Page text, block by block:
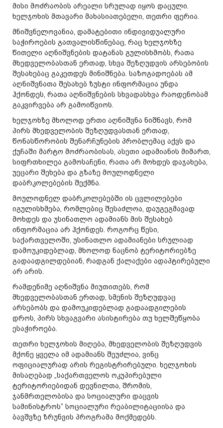
მისი მოძრაობის არეალი სრულად იყოს დაცული.
ხელჯოხის მთავარი მახასიათებელი, თეთრი ფერია.
მნიშვნელოვანია, დამატებითი ინდივიდუალური
საჭიროების გათვალისწინებაც, რაც ხელჯოხზე
წითელი აღნიშვნების დატანას გულისხმობს, რათა
მხედველობასთან ერთად, სხვა შეზღუდვის არსებობის
შესახებაც გაკეთდეს მინიშნება. საზოგადოებას ამ
აღნიშვნათა შესახებ ზუსტი ინფორმაცია უნდა
ჰქონდეს, რათა აღნიშვნების სხვადასხვა რაოდენობამ
გაკვირვება არ გამოიწვიოს.
ხელჯოხზე მხოლოდ ერთი აღნიშვნა ნიშნავს, რომ
პირს მხედველობის შეზღუდვასთან ერთად,
წონასწორობის შენარჩუნების პრობლემაც აქვს და
ქუჩაში მარტო მოძრაობისას, ასეთი ადამიანის მიმართ,
სიფრთხილეა გამოსაჩენი, რათა არ მოხდეს დაჯახება,
უეცარი შეხება და გზაზე მოულოდნელი
დაბრკოლებების შექმნა.
მოულოდნელ დაბრკოლებებში ის ცვლილებები
იგულისხმება, რომლებიც შესაძლოა, დაუგეგმავად
მოხდეს და უსინათლო ადამიანს მის შესახებ
ინფორმაცია არ ჰქონდეს. როგორც წესი,
საქართველოში, უსინათლო ადამიანები სრულიად
დამოუკიდებლად, მხოლოდ ნაცნობ ტერიტორიებზე
გადაადგილდებიან, რადგან ქალაქები ადაპტირებული
არ არის.
რამდენიმე აღნიშვნა მიუთითებს, რომ
მხედველობასთან ერთად, სმენის შეზღუდვაც
არსებობს და დამოუკიდებლად გადაადგილების
დროს, პირს სხვაგვარი ასისტირება თუ ხელშეწყობა
ესაჭიროება.
თეთრი ხელჯოხის მიღება, მხედველობის შეზღუდვის
მქონე ყველა იმ ადამიანს შეუძლია, ვინც
ოფიციალურად არის რეგისტრირებული. ხელჯოხის
მისაღებად „საქართველოს ოკუპირებული
ტერიტორიებიდან დევნილთა, შრომის,
ჯანმრთელობისა და სოციალური დაცვის
სამინისტროს” სოციალური რეაბილიტაციისა და
ბავშვზე ზრუნვის პროგრამა მოქმედებს.